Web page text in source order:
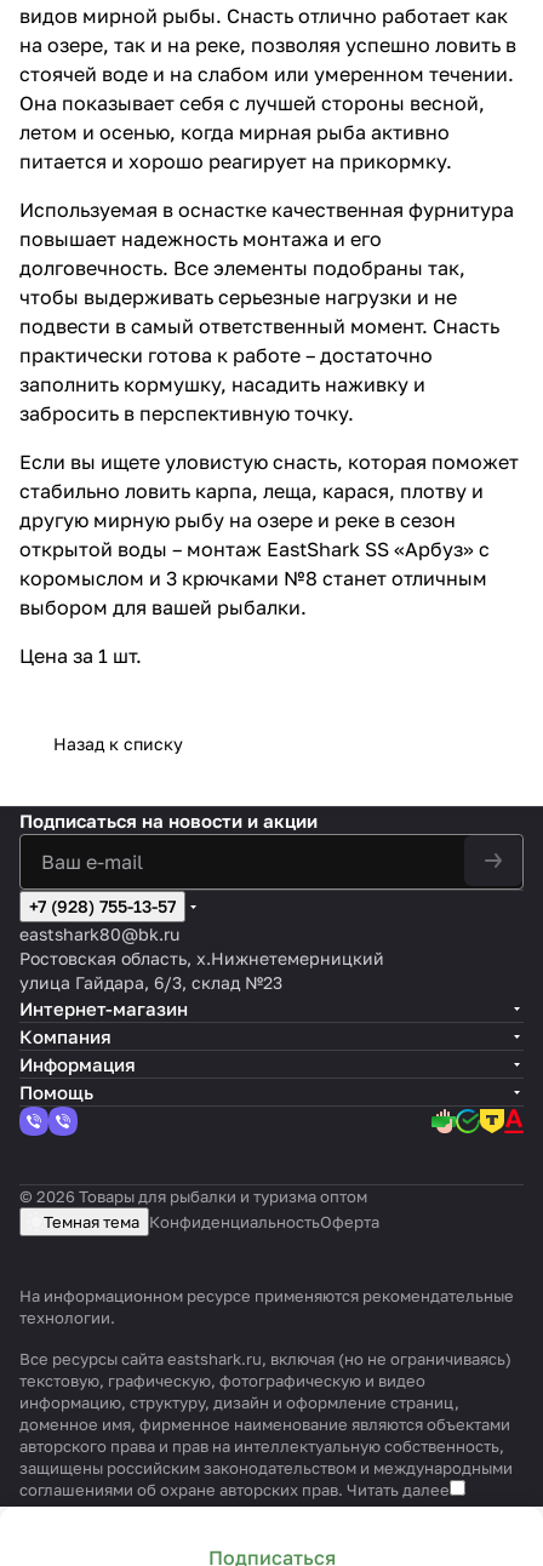
видов мирной рыбы. Снасть отлично работает как
на озере, так и на реке, позволяя успешно ловить в
стоячей воде и на слабом или умеренном течении.
Она показывает себя с лучшей стороны весной,
летом и осенью, когда мирная рыба активно
питается и хорошо реагирует на прикормку.
Используемая в оснастке качественная фурнитура
повышает надежность монтажа и его
долговечность. Все элементы подобраны так,
чтобы выдерживать серьезные нагрузки и не
подвести в самый ответственный момент. Снасть
практически готова к работе – достаточно
заполнить кормушку, насадить наживку и
забросить в перспективную точку.
Если вы ищете уловистую снасть, которая поможет
стабильно ловить карпа, леща, карася, плотву и
другую мирную рыбу на озере и реке в сезон
открытой воды – монтаж EastShark SS «Арбуз» с
коромыслом и 3 крючками №8 станет отличным
выбором для вашей рыбалки.
Цена за 1 шт.
Назад к списку
Подписаться
Подписаться на новости и акции
+7 (928) 755-13-57
eastshark80@bk.ru
Ростовская область, х.Нижнетемерницкий
улица Гайдара, 6/3, склад №23
Интернет-магазин
Компания
Информация
Помощь
© 2026 Товары для рыбалки и туризма оптом
Темная тема КонфиденциальностьОферта
На информационном ресурсе применяются рекомендательные
технологии.
Все ресурсы сайта eastshark.ru, включая (но не ограничиваясь)
текстовую, графическую, фотографическую и видео
информацию, структуру, дизайн и оформление страниц,
доменное имя, фирменное наименование являются объектами
авторского права и прав на интеллектуальную собственность,
защищены российским законодательством и международными
соглашениями об охране авторских прав. Читать далее